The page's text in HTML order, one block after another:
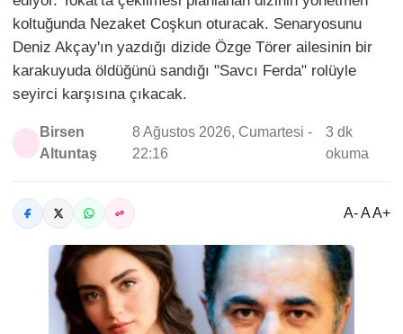
koltuğunda Nezaket Coşkun oturacak. Senaryosunu
Deniz Akçay'ın yazdığı dizide Özge Törer ailesinin bir
karakuyuda öldüğünü sandığı "Savcı Ferda" rolüyle
seyirci karşısına çıkacak.
Birsen
Altuntaş
8 Ağustos 2026, Cumartesi -
22:16
3 dk
okuma
A- A A+